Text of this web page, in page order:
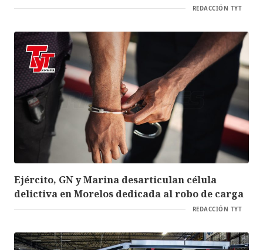
REDACCIÓN TYT
Ejército, GN y Marina desarticulan célula
delictiva en Morelos dedicada al robo de carga
REDACCIÓN TYT